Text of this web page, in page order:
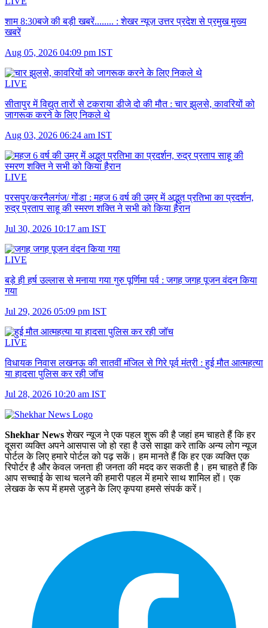
शाम 8:30बजे की बड़ी खबरें........ : शेखर न्यूज़ उत्तर प्रदेश से प्रमुख मुख्य
खबरें
Aug 05, 2026 04:09 pm IST
LIVE
सीतापुर में विद्युत तारों से टकराया डीजे दो की मौत : चार झुलसे, कावरियों को
जागरूक करने के लिए निकले थे
Aug 03, 2026 06:24 am IST
LIVE
परसपुर/करनैलगंज/ गोंडा : महज 6 वर्ष की उम्र में अद्भुत प्रतिभा का प्रदर्शन,
रुद्र प्रताप साहू की स्मरण शक्ति ने सभी को किया हैरान
Jul 30, 2026 10:17 am IST
LIVE
बड़े ही हर्ष उल्लास से मनाया गया गुरु पूर्णिमा पर्व : जगह जगह पूजन वंदन किया
गया
Jul 29, 2026 05:09 pm IST
LIVE
विधायक निवास लखनऊ की सातवीं मंजिल से गिरे पूर्व मंत्री : हुई मौत आत्महत्या
या हादसा पुलिस कर रही जॉच
Jul 28, 2026 10:20 am IST
Shekhar Newsशेखर न्‍यूज ने एक पहल शुरू की है जहां हम चाहते हैं कि हर
दूसरा व्‍यक्ति अपने आसपास जो हो रहा है उसे साझा करे ताकि अन्‍य लोग न्‍यूज
पोर्टल के लिए हमारे पोर्टल को पढ़ सकें। हम मानते हैं कि हर एक व्यक्ति एक
रिपोर्टर है और केवल जनता ही जनता की मदद कर सकती है। हम चाहते हैं कि
आप सच्चाई के साथ चलने की हमारी पहल में हमारे साथ शामिल हों। एक
लेखक के रूप में हमसे जुड़ने के लिए कृपया हमसे संपर्क करें।